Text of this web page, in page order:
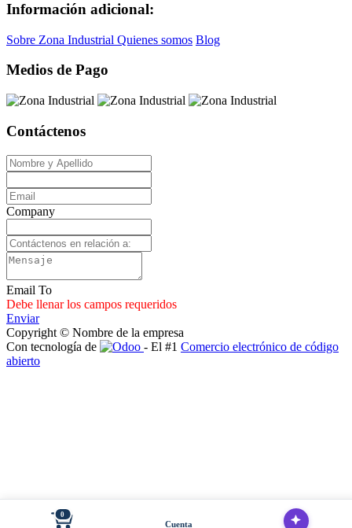
Información adicional:
Sobre Zona Industrial Quienes somos Blog
Medios de Pago
Contáctenos
Company
Email To
Debe llenar los campos requeridos
Enviar
Copyright © Nombre de la empresa
Con tecnología de
- El #1 Comercio electrónico de código
abierto
0
Cuenta